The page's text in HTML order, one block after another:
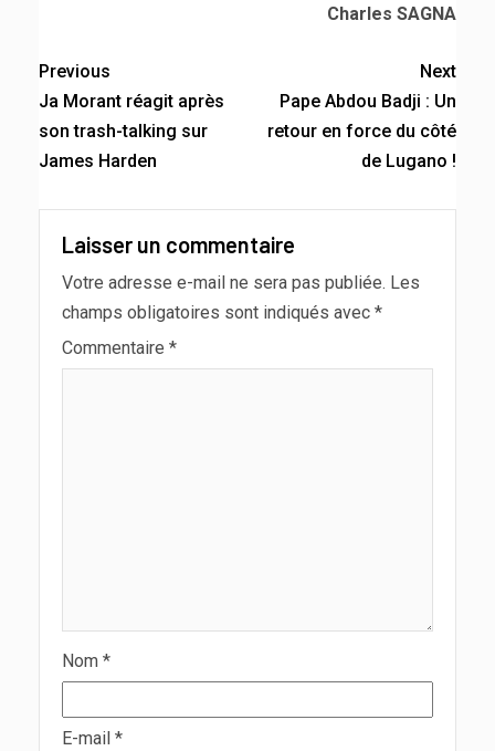
Charles SAGNA
Previous
Ja Morant réagit après
son trash-talking sur
James Harden
Next
Pape Abdou Badji : Un
retour en force du côté
de Lugano !
Laisser un commentaire
Votre adresse e-mail ne sera pas publiée. Les
champs obligatoires sont indiqués avec *
Commentaire *
Nom *
E-mail *